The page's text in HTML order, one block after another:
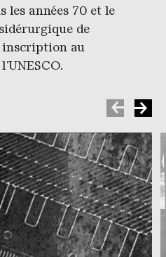
les années 70 et le
de
inscription au